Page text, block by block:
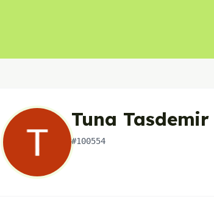
Tuna Tasdemir
#100554